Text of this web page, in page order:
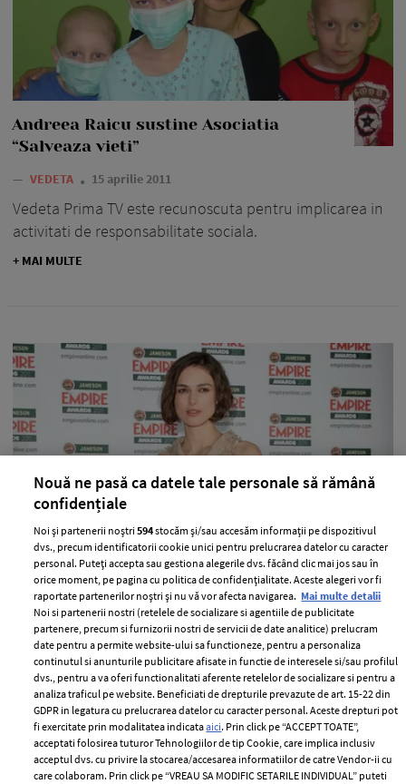
Andreea Raicu sustine Asociatia
“Salveaza vieti”
— VEDETA 15 aprilie 2011
Vedeta Prima TV este recunoscuta pentru implicarea in
activitati de responsabilitate sociala.
+ MAI MULTE
Keira Knightley, indragostita de un
rocker
VEDETA 11 aprilie 2011
Keira Knightley este din nou indragostita. Noul ei iubit
este rockerul James Righton, membru al formatiei
Klaxons.
+ MAI MULTE
Nouă ne pasă ca datele tale personale să rămână
confidențiale
Noi și partenerii noștri594stocăm și/sau accesăm informații pe dispozitivul
dvs., precum identificatorii cookie unici pentru prelucrarea datelor cu caracter
personal. Puteți accepta sau gestiona alegerile dvs. făcând clic mai jos sau în
orice moment, pe pagina cu politica de confidențialitate. Aceste alegeri vor fi
raportate partenerilor noștri și nu vă vor afecta navigarea. Mai multe detalii
Noi si partenerii nostri (retelele de socializare si agentiile de publicitate
partenere, precum si furnizorii nostri de servicii de date analitice) prelucram
date pentru a permite website-ului sa functioneze, pentru a personaliza
continutul si anunturile publicitare afisate in functie de interesele si/sau profilul
dvs., pentru a va oferi functionalitati aferente retelelor de socializare si pentru a
analiza traficul pe website. Beneficiati de drepturile prevazute de art. 15-22 din
GDPR in legatura cu prelucrarea datelor cu caracter personal. Aceste drepturi pot
fi exercitate prin modalitatea indicataaici. Prin click pe “ACCEPT TOATE”,
acceptati folosirea tuturor Tehnologiilor de tip Cookie, care implica inclusiv
acceptul dvs. cu privire la stocarea/accesarea informatiilor de catre Vendor-ii cu
care colaboram. Prin click pe “VREAU SA MODIFIC SETARILE INDIVIDUAL” puteti